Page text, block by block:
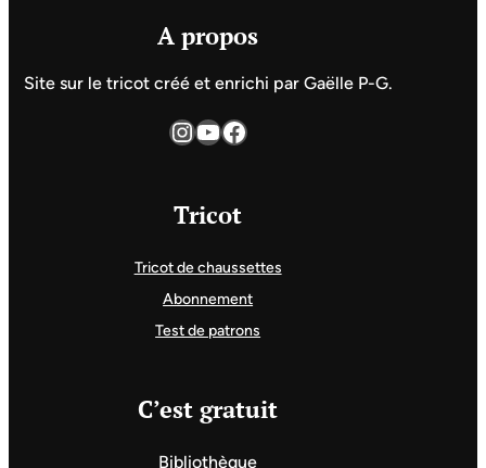
A propos
Site sur le tricot créé et enrichi par Gaëlle P-G.
InstagramYouTube Facebook
Tricot
Tricot de chaussettes
Abonnement
Test de patrons
C’est gratuit
Bibliothèque